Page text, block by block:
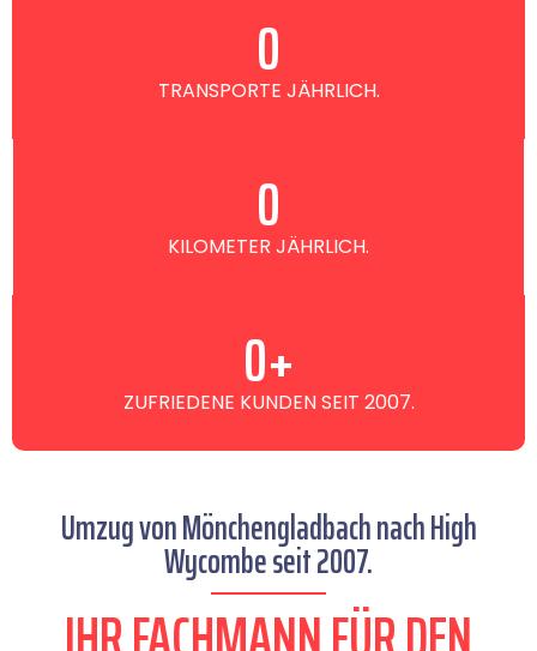
TRANSPORTE JÄHRLICH.
0
KILOMETER JÄHRLICH.
0
ZUFRIEDENE KUNDEN SEIT 2007.
0+
Umzug von Mönchengladbach nach High
Wycombe seit 2007.